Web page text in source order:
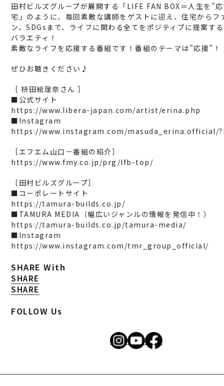
田村ビルズグループが展開する「LIFE FAN BOX＝人生を”
宅」のように、毎回素敵な講師をゲストに迎え、住宅からフ
ン、SDGsまで、ライフに関わる全てをポジティブに提案す
バラエティ！
素敵なライフを応援する番組です！番組のテーマは”応援”！
ぜひお聴きください♪
［ 枡田絵理奈さん ］
■公式サイト
https://www.libera-japan.com/artist/erina.php
■Instagram
https://www.instagram.com/masuda_erina.official/
［エフエム山口－番組の紹介］
https://www.fmy.co.jp/prg/lfb-top/
［田村ビルズグループ］
■コーポレートサイト
https://tamura-builds.co.jp/
■TAMURA MEDIA（幅広いジャンルの情報を発信中！）
https://tamura-builds.co.jp/tamura-media/
■Instagram
https://www.instagram.com/tmr_group_official/
SHARE With
SHARE
SHARE
FOLLOW Us